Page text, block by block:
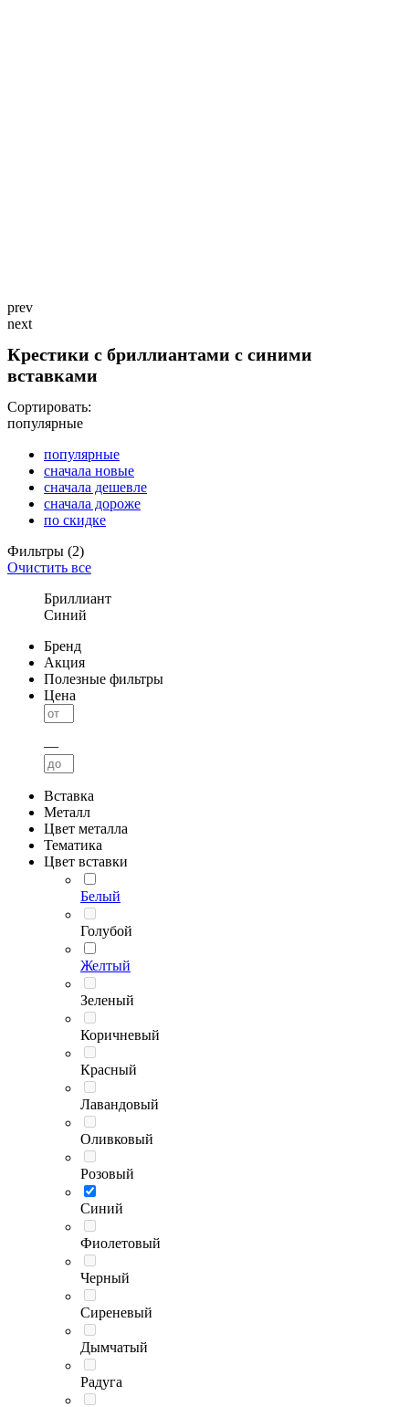
prev
next
Крестики с бриллиантами c синими
вставками
Сортировать:
популярные
популярные
сначала новые
сначала дешевле
сначала дороже
по скидке
Фильтры (2)
Очистить все
Бриллиант
Синий
Бренд
Акция
Полезные фильтры
Цена
—
Вставка
Металл
Цвет металла
Тематика
Цвет вставки
Белый
Голубой
Желтый
Зеленый
Коричневый
Красный
Лавандовый
Оливковый
Розовый
Синий
Фиолетовый
Черный
Сиреневый
Дымчатый
Радуга